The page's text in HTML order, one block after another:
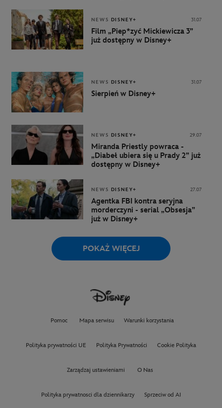
NEWS DISNEY+ 31.07
Film „Piep*zyć Mickiewicza 3”
już dostępny w Disney+
NEWS DISNEY+ 31.07
Sierpień w Disney+
NEWS DISNEY+ 29.07
Miranda Priestly powraca -
„Diabeł ubiera się u Prady 2” już
dostępny w Disney+
NEWS DISNEY+ 27.07
Agentka FBI kontra seryjna
morderczyni - serial „Obsesja”
już w Disney+
POKAŻ WIĘCEJ
Pomoc Mapa serwisu Warunki korzystania
Polityka prywatności UE Polityka Prywatności Cookie Polityka
Zarządzaj ustawieniami O Nas
Polityka prywatnosci dla dziennikarzy Sprzeciw od AI